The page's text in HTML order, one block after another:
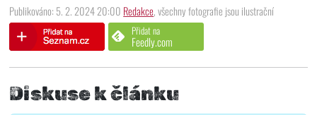
Publikováno: 5. 2. 2024 20:00 Redakce, všechny fotografie jsou ilustrační
Přidat na
Feedly.com
Diskuse k článku